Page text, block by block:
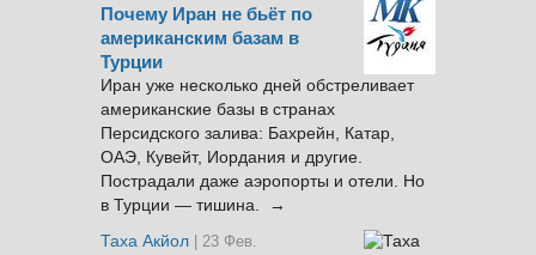
Почему Иран не бьёт по
американским базам в
Турции
Иран уже несколько дней обстреливает
американские базы в странах
Персидского залива: Бахрейн, Катар,
ОАЭ, Кувейт, Иордания и другие.
Пострадали даже аэропорты и отели. Но
в Турции — тишина. →
Таха Акйол | 23 Фев.